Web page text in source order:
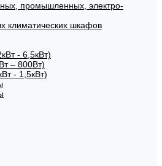
промышленных, электро-
климатических шкафов
- 6,5кВт)
– 800Вт)
- 1,5кВт)